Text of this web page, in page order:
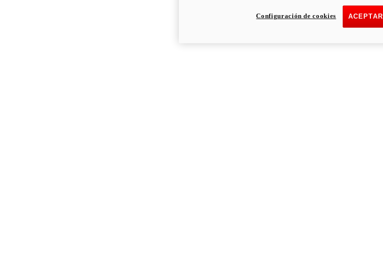
Configuración de cookies